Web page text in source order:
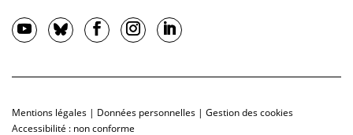
Mentions légales | Données personnelles | Gestion des cookies
Accessibilité : non conforme